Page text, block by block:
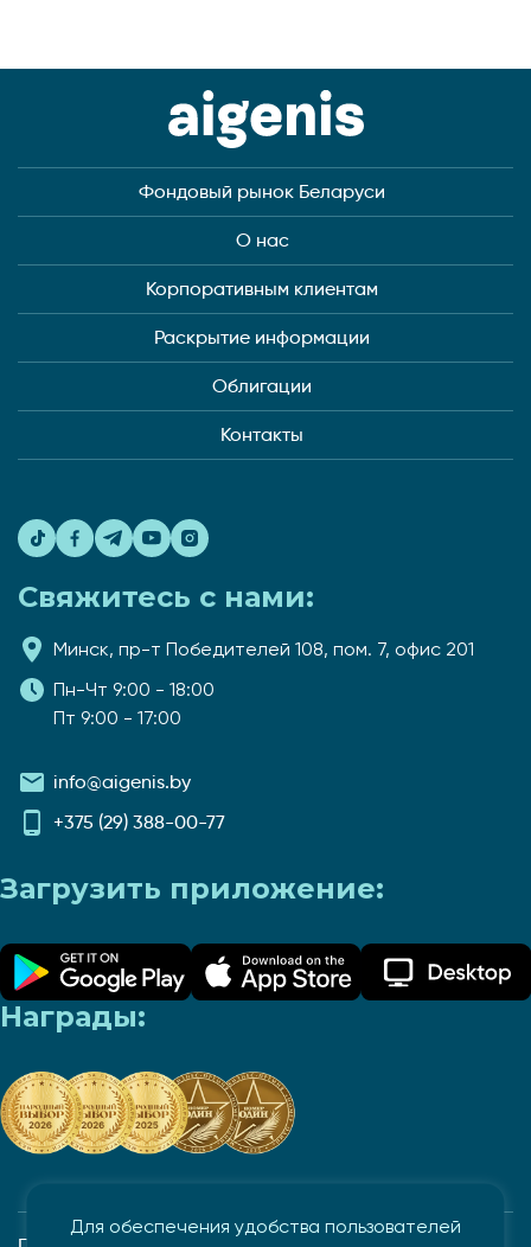
Для обеспечения удобства пользователей
Фондовый рынок Беларуси
О нас
Корпоративным клиентам
Раскрытие информации
Облигации
Контакты
Свяжитесь с нами:
Минск, пр-т Победителей 108, пом. 7, офис 201
Пн-Чт 9:00 - 18:00
Пт 9:00 - 17:00
info@aigenis.by
+375 (29) 388-00-77
Загрузить приложение:
Награды: